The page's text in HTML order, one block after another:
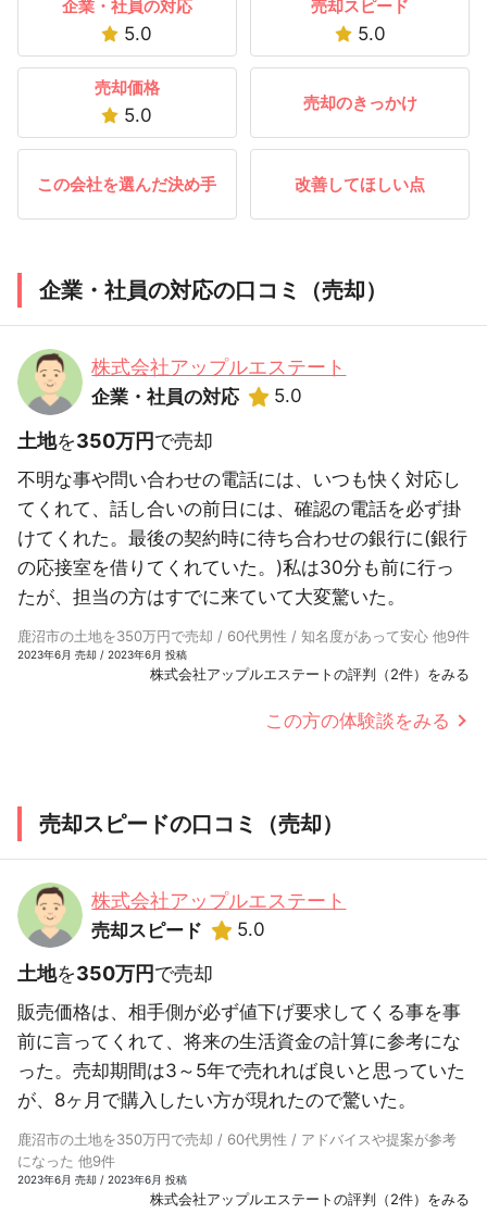
企業・社員の対応
5.0
売却スピード
5.0
売却価格
5.0
売却のきっかけ
この会社を選んだ決め手 改善してほしい点
企業・社員の対応の口コミ（売却）
株式会社アップルエステート
企業・社員の対応 5.0
土地を350万円で売却
不明な事や問い合わせの電話には、いつも快く対応し
てくれて、話し合いの前日には、確認の電話を必ず掛
けてくれた。最後の契約時に待ち合わせの銀行に(銀行
の応接室を借りてくれていた。)私は30分も前に行っ
たが、担当の方はすでに来ていて大変驚いた。
鹿沼市の土地を350万円で売却 / 60代男性 / 知名度があって安心 他9件
2023年6月 売却 / 2023年6月 投稿
株式会社アップルエステートの評判（2件）をみる
この方の体験談をみる
売却スピードの口コミ（売却）
株式会社アップルエステート
売却スピード 5.0
土地を350万円で売却
販売価格は、相手側が必ず値下げ要求してくる事を事
前に言ってくれて、将来の生活資金の計算に参考にな
った。売却期間は3～5年で売れれば良いと思っていた
が、8ヶ月で購入したい方が現れたので驚いた。
鹿沼市の土地を350万円で売却 / 60代男性 / アドバイスや提案が参考
になった 他9件
2023年6月 売却 / 2023年6月 投稿
株式会社アップルエステートの評判（2件）をみる